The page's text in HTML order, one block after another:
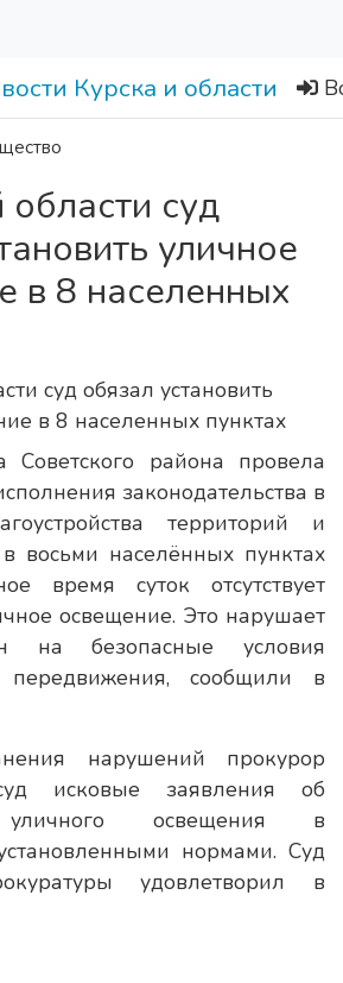
суд
уличное
в 8 населенных
Советского района провела
законодательства в
территорий и
восьми населённых пунктах
время суток отсутствует
освещение. Это нарушает
на безопасные условия
сообщили в
нарушений прокурор
исковые заявления об
уличного освещения в
нормами. Суд
удовлетворил в